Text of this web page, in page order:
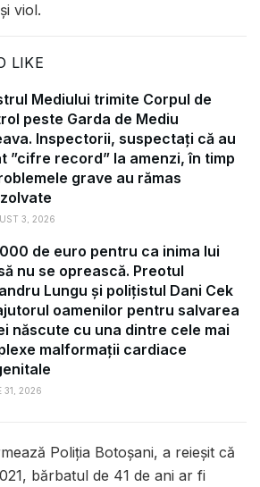
viol.
LIKE
Mediului trimite Corpul de
peste Garda de Mediu
Inspectorii, suspectați că au
”cifre record” la amenzi, în timp
grave au rămas
3, 2026
de euro pentru ca inima lui
nu se oprească. Preotul
Lungu și polițistul Dani Cek
oamenilor pentru salvarea
născute cu una dintre cele mai
malformații cardiace
31, 2026
Poliția Botoșani, a reieșit că
bărbatul de 41 de ani ar fi